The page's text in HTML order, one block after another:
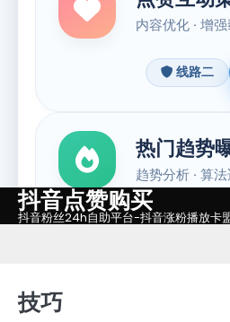
Skip抖音点赞购买
抖音粉丝24h自助平台-抖音涨粉播放卡
技巧